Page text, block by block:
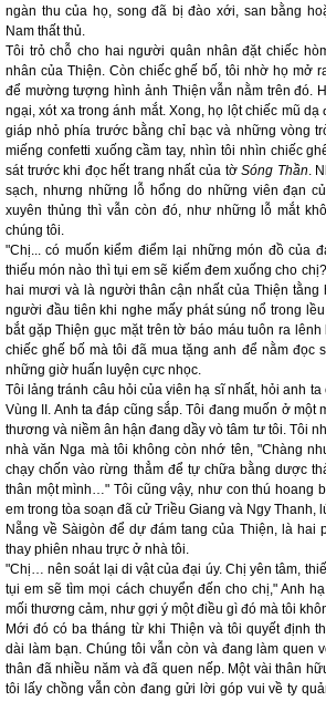
ngàn thu của họ, song đã bị đào xới, san bằng
Nam thất thủ.
Tôi trỏ chỗ cho hai người quân nhân đặt chiếc
nhân của Thiện. Còn chiếc ghế bố, tôi nhờ họ mở
để mường tượng hình ảnh Thiện vẫn nằm trên đó.
ngại, xót xa trong ánh mắt. Xong, họ lột chiếc mũ
giáp nhỏ phía trước bằng chỉ bạc và những vòng
miếng confetti xuống cầm tay, nhìn tôi nhìn chiếc
sát trước khi đọc hết trang nhất của tờSóng Thần.
sạch, nhưng những lỗ hổng do những viên đạn
xuyên thủng thì vẫn còn đó, như những lỗ mắt
chúng tôi.
"Chị... có muốn kiểm điểm lại những món đồ của
thiếu món nào thì tụi em sẽ kiếm đem xuống cho
hai mươi và là người thân cận nhất của Thiện tằng
người đầu tiên khi nghe mấy phát súng nổ trong
bắt gặp Thiện gục mặt trên tờ báo máu tuôn ra
chiếc ghế bố mà tôi đã mua tặng anh để nằm đọc
những giờ huấn luyện cực nhọc.
Tôi lảng tránh câu hỏi của viên hạ sĩ nhất, hỏi anh
Vùng II. Anh ta đáp cũng sắp. Tôi đang muốn ở một
thương và niềm ân hận đang dầy vò tâm tư tôi. Tôi
nhà văn Nga mà tôi không còn nhớ tên, "Chàng
chạy chốn vào rừng thẳm để tự chữa bằng dược
thân một mình…" Tôi cũng vậy, như con thú hoang
em trong tòa soạn đã cử Triều Giang và Ngy Thanh,
Nẵng về Sàigòn để dự đám tang của Thiện, là hai
thay phiên nhau trực ở nhà tôi.
"Chị… nên soát lại di vật của đại úy. Chị yên tâm,
tụi em sẽ tìm mọi cách chuyển đến cho chị," Anh
mối thương cảm, như gợi ý một điều gì đó mà tôi
Mới đó có ba tháng từ khi Thiện và tôi quyết định
dài làm bạn. Chúng tôi vẫn còn và đang làm quen
thân đã nhiều năm và đã quen nếp. Một vài thân
tôi lấy chồng vẫn còn đang gửi lời góp vui về ty